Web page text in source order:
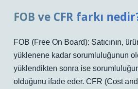
FOB ve CFR farkı
FOB (Free On Board): Satıcının,
yüklenene kadar sorumluluğunun
yüklendikten sonra ise
olduğunu ifade eder. CFR (Cost and